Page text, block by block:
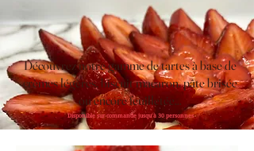
Découvrez notre gamme de tartes à base de
crèmes légères, biscuit macaron, pâte brisée
ou encore feuilletée...
Disponible sur commande jusqu'à 30 personnes